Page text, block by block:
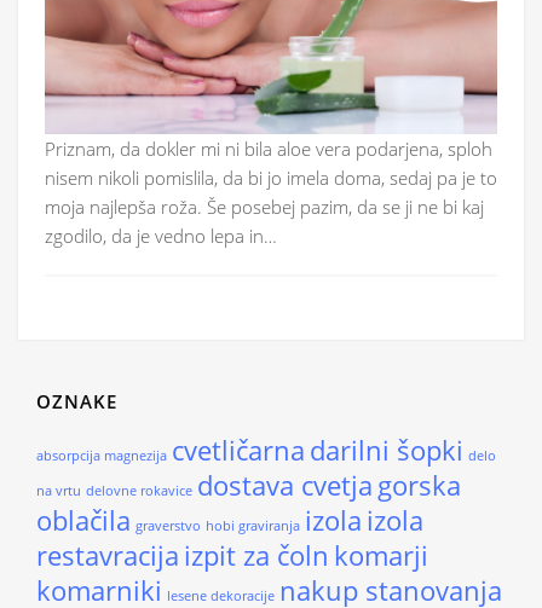
Priznam, da dokler mi ni bila aloe vera podarjena, sploh
nisem nikoli pomislila, da bi jo imela doma, sedaj pa je to
moja najlepša roža. Še posebej pazim, da se ji ne bi kaj
zgodilo, da je vedno lepa in…
OZNAKE
absorpcija magnezija cvetličarna darilni šopki delo
na vrtu delovne rokavice dostava cvetja gorska
oblačila graverstvo hobi graviranja izola izola
restavracija izpit za čoln komarji
komarniki lesene dekoracije nakup stanovanja